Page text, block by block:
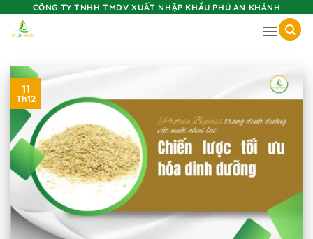
CÔNG TY TNHH TMDV XUẤT NHẬP KHẨU PHÚ AN KHÁNH
11
Th12